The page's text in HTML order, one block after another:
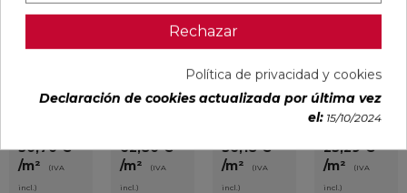
120X240
77359401
50,70 €
/m²
(IVA
incl.)
120X240
77359406
62,80 €
/m²
(IVA
incl.)
IMPULSE
WHITE MATE
31,6X100
91080301
36,18 €
/m²
(IVA
incl.)
GLOSS
91086600
25,29 €
/m²
(IVA
incl.)
Rechazar
Política de privacidad y cookies
Declaración de cookies actualizada por última vez
el: 15/10/2024